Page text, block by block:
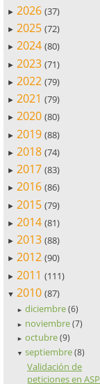
► 2026 (37)
► 2025 (72)
► 2024 (80)
► 2023 (71)
► 2022 (79)
► 2021 (79)
► 2020 (80)
► 2019 (88)
► 2018 (74)
► 2017 (83)
► 2016 (86)
► 2015 (79)
► 2014 (81)
► 2013 (88)
► 2012 (90)
► 2011 (111)
▼ 2010 (87)
► diciembre (6)
► noviembre (7)
► octubre (9)
▼ septiembre (8)
Validación de
peticiones en